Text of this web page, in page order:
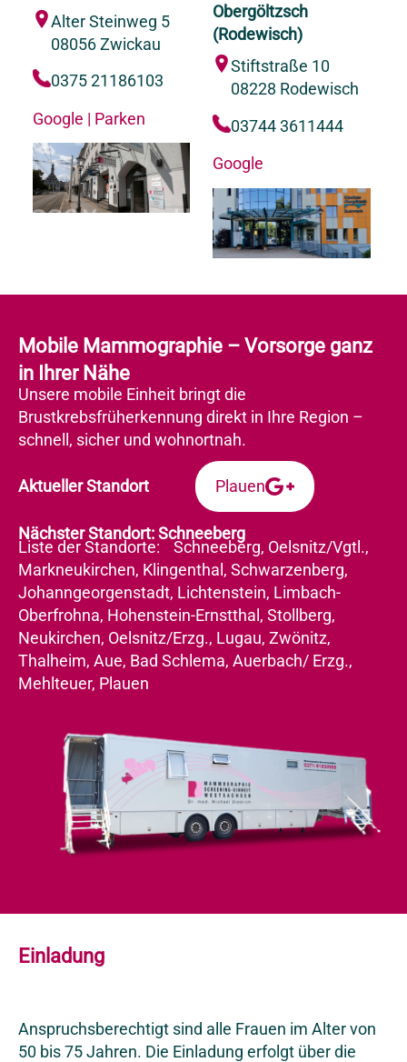
Alter Steinweg 5
08056 Zwickau
0375 21186103
Google | Parken
Obergöltzsch
(Rodewisch)
Stiftstraße 10
08228 Rodewisch
03744 3611444
Google
Mobile Mammographie – Vorsorge ganz
in Ihrer Nähe
Unsere mobile Einheit bringt die
Brustkrebsfrüherkennung direkt in Ihre Region –
schnell, sicher und wohnortnah.
Aktueller Standort Plauen
Nächster Standort: Schneeberg
Liste der Standorte: Schneeberg, Oelsnitz/Vgtl.,
Markneukirchen, Klingenthal, Schwarzenberg,
Johanngeorgenstadt, Lichtenstein, Limbach-
Oberfrohna, Hohenstein-Ernstthal, Stollberg,
Neukirchen, Oelsnitz/Erzg., Lugau, Zwönitz,
Thalheim, Aue, Bad Schlema, Auerbach/ Erzg.,
Mehlteuer, Plauen
Einladung
Anspruchsberechtigt sind alle Frauen im Alter von
50 bis 75 Jahren. Die Einladung erfolgt über die